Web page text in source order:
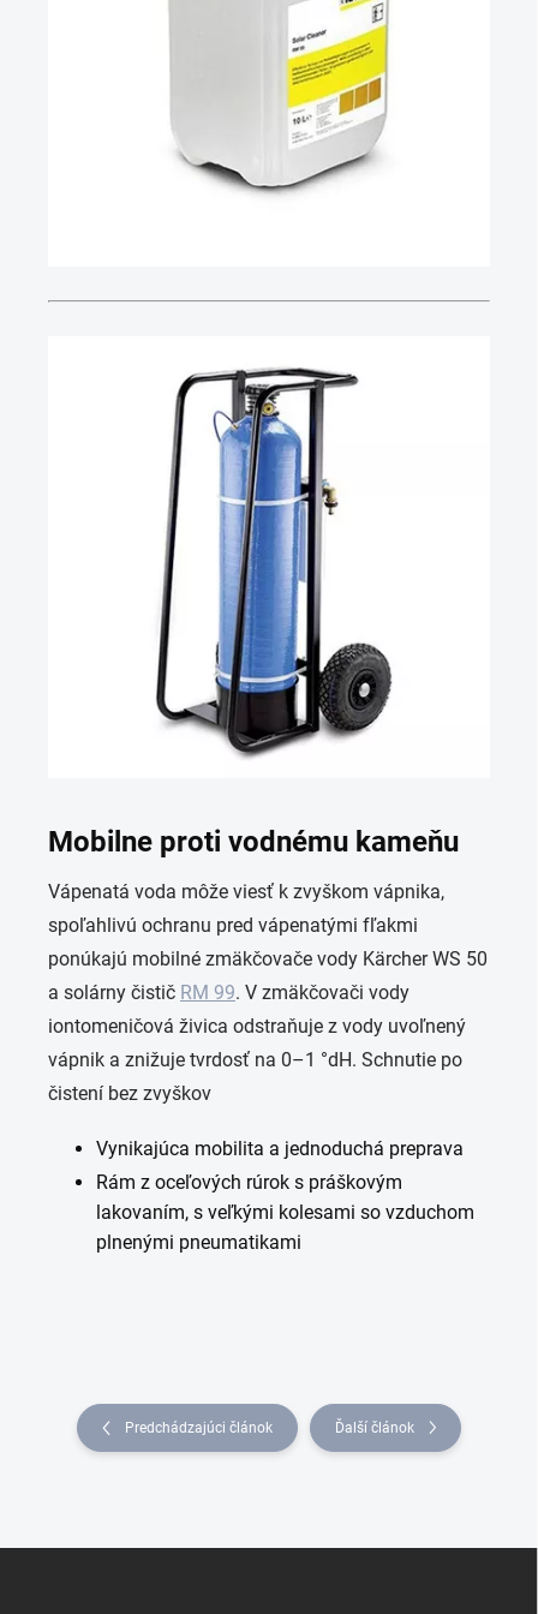
Mobilne proti vodnému kameňu
Vápenatá voda môže viesť k zvyškom vápnika,
spoľahlivú ochranu pred vápenatými fľakmi
ponúkajú mobilné zmäkčovače vody Kärcher WS 50
a solárny čistič RM 99. V zmäkčovači vody
iontomeničová živica odstraňuje z vody uvoľnený
vápnik a znižuje tvrdosť na 0–1 °dH. Schnutie po
čistení bez zvyškov
Vynikajúca mobilita a jednoduchá preprava
Rám z oceľových rúrok s práškovým
lakovaním, s veľkými kolesami so vzduchom
plnenými pneumatikami
Predchádzajúci článok Ďalší článok